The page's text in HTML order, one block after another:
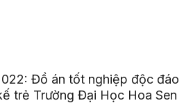
Đồ án tốt nghiệp độc đáo
trẻ Trường Đại Học Hoa Sen